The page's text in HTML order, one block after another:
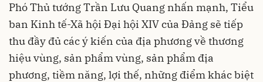
Phó Thủ tướng Trần Lưu Quang nhấn mạnh, Tiểu
ban Kinh tế-Xã hội Đại hội XIV của Đảng sẽ tiếp
thu đầy đủ các ý kiến của địa phương về thương
hiệu vùng, sản phẩm vùng, sản phẩm địa
phương, tiềm năng, lợi thế, những điểm khác biệt